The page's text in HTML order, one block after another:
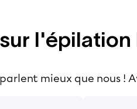
l'épilation
mieux que nous !